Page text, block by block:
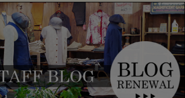
“HEAVY WEIGHT SHORT SLEEVE”